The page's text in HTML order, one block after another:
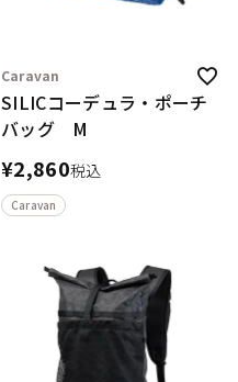
Caravan
SILICコーデュラ・ポーチ
バッグ M
¥2,860税込
Caravan